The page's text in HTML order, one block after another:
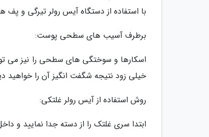
با استفاده از دستگاه آیس رولر تیرگی و
برطرف آسیب های سطحی پوست:
اسکارها و سوختگی های سطحی را نیز می
خیلی زود نتیجه شگفت انگیز آن را
روش استفاده از آیس رولر غلتکی:
ابتدا سری غلتک را از دسته جدا نمایید و